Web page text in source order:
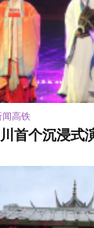
闻高铁
首个沉浸式